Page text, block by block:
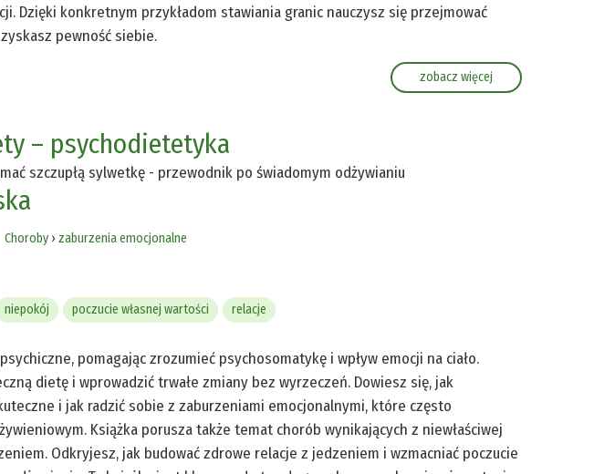
Dzięki konkretnym przykładom stawiania granic nauczysz się przejmować
pewność siebie.
zobacz więcej
– psychodietetyka
szczupłą sylwetkę - przewodnik po świadomym odżywianiu
Choroby› zaburzenia emocjonalne
niepokój poczucie własnej wartości relacje
pomagając zrozumieć psychosomatykę i wpływ emocji na ciało.
dietę i wprowadzić trwałe zmiany bez wyrzeczeń. Dowiesz się, jak
i jak radzić sobie z zaburzeniami emocjonalnymi, które często
Książka porusza także temat chorób wynikających z niewłaściwej
Odkryjesz, jak budować zdrowe relacje z jedzeniem i wzmacniać poczucie